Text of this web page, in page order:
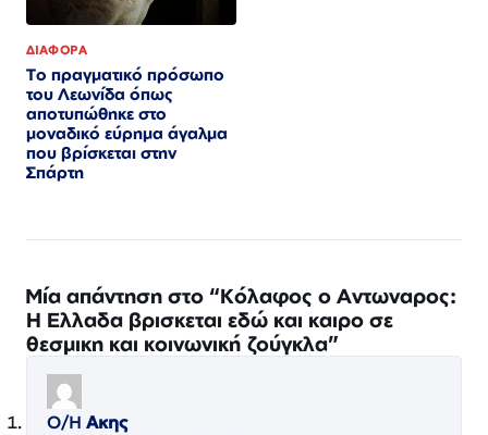
ΔΙΑΦΟΡΑ
Το πραγματικό πρόσωπο
του Λεωνίδα όπως
αποτυπώθηκε στο
μοναδικό εύρημα άγαλμα
που βρίσκεται στην
Σπάρτη
Μία απάντηση στο “Κόλαφος ο Αντωναρος:
Η Ελλαδα βρισκεται εδώ και καιρο σε
θεσμικη και κοινωνική ζούγκλα”
Ο/Η Ακης